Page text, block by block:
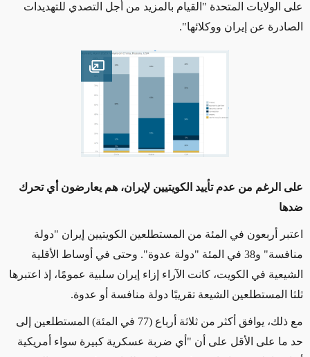
على الولايات المتحدة "القيام بالمزيد من أجل التصدي للتهديدات
الصادرة عن إيران ووكلائها".
Open image
على الرغم من عدم تأييد الكويتيين لإيران، هم يعارضون أي تحرك
ضدها
اعتبر أربعون في المئة من المستطلعين الكويتيين إيران "دولة
منافسة" و38 في المئة "دولة عدوة". وحتى في أوساط الأقلية
الشيعية في الكويت، كانت الآراء إزاء إيران سلبية عمومًا، إذ اعتبرها
ثلثا المستطلعين الشيعة تقريبًا دولة منافسة أو عدوة.
مع ذلك، يوافق أكثر من ثلاثة أرباع (77 في المئة) المستطلعين إلى
حد ما على الأقل على أن "أي ضربة عسكرية كبيرة سواء أمريكية